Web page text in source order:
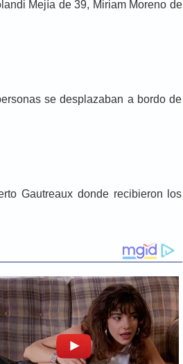
Mejía de 39, Miriam Moreno de
se desplazaban a bordo de
Gautreaux donde recibieron los